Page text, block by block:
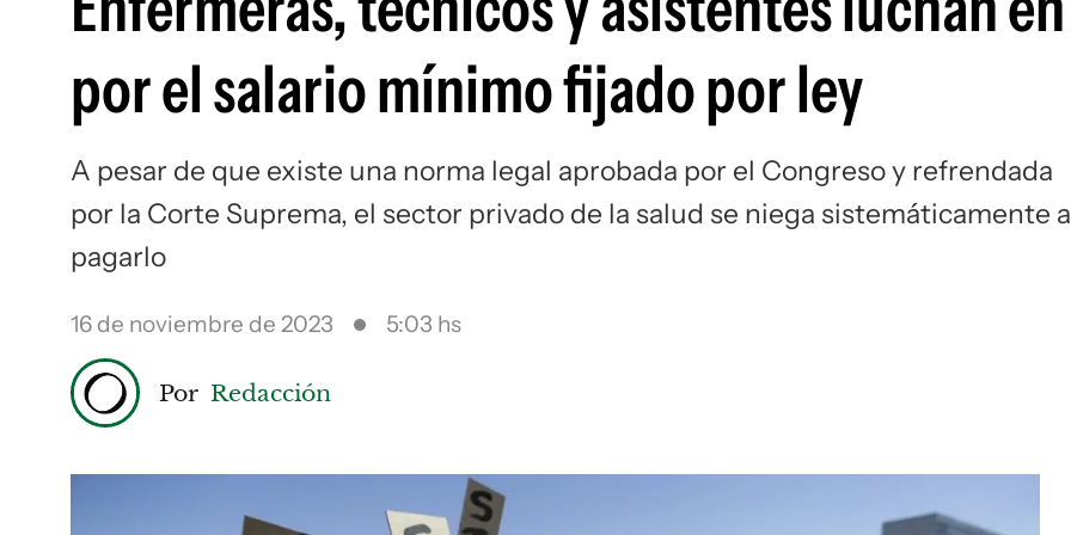
por el salario mínimo fijado por ley
A pesar de que existe una norma legal aprobada por el Congreso y refrendada
por la Corte Suprema, el sector privado de la salud se niega sistemáticamente a
pagarlo
16 de noviembre de 2023 5:03 hs
Por Redacción